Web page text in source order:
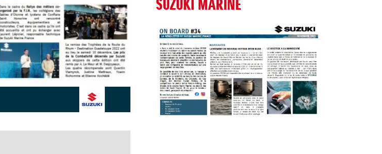
SUZUKI MARINE